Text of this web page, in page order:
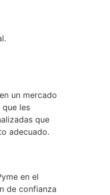
un mercado
les
que
adecuado.
en el
de confianza